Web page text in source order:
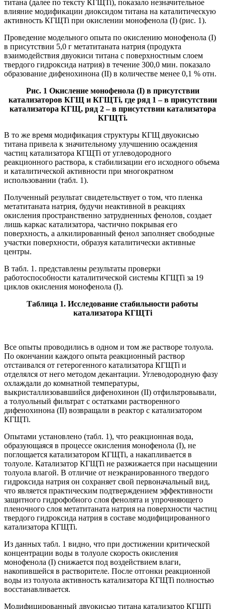
титана (далее по тексту КГЩTi), показало незначительное
влияние модификации диоксидом титана на каталитическую
активность КГЩTi при окислении монофенола (I) (рис. 1).
Проведение модельного опыта по окислению монофенола (I)
в присутствии 5,0 г метатитаната натрия (продукта
взаимодействия двуокиси титана с поверхностным слоем
твердого гидроксида натрия) в течение 300,0 мин. показало
образование дифенохинона (II) в количестве менее 0,1 % отн.
Рис. 1 Окисление монофенола (I) в присутствии
катализаторов КГЩ и КГЩTi, где ряд 1 – в присутствии
катализатора КГЩ, ряд 2 – в присутствии катализатора
КГЩTi.
В то же время модификация структуры КГЩ двуокисью
титана привела к значительному улучшению осаждения
частиц катализатора КГЩTi от углеводородного
реакционного раствора, к стабилизации его исходного объема
и каталитической активности при многократном
использовании (табл. 1).
Полученный результат свидетельствует о том, что пленка
метатитаната натрия, будучи неактивной в реакциях
окисления пространственно затрудненных фенолов, создает
лишь каркас катализатора, частично покрывая его
поверхность, а алкилированный фенол заполняет свободные
участки поверхности, образуя каталитически активные
центры.
В табл. 1. представлены результаты проверки
работоспособности каталитической системы КГЩTi за 19
циклов окисления монофенола (I).
Таблица 1. Исследование стабильности работы
катализатора КГЩTi
Все опыты проводились в одном и том же растворе толуола.
По окончании каждого опыта реакционный раствор
отстаивался от гетерогенного катализатора КГЩTi и
отделялся от него методом декантации. Углеводородную фазу
охлаждали до комнатной температуры,
выкристаллизовавшийся дифенохинон (II) отфильтровывали,
а толуольный фильтрат с остатками растворенного
дифенохинона (II) возвращали в реактор с катализатором
КГЩTi.
Опытами установлено (табл. 1), что реакционная вода,
образующаяся в процессе окисления монофенола (I), не
поглощается катализатором КГЩTi, а накапливается в
толуоле. Катализатор КГЩTi не разжижается при насыщении
толуола влагой. В отличие от неэкранированного твердого
гидроксида натрия он сохраняет свой первоначальный вид,
что является практическим подтверждением эффективности
защитного гидрофобного слоя фенолята и упрочняющего
пленочного слоя метатитаната натрия на поверхности частиц
твердого гидроксида натрия в составе модифицированного
катализатора КГЩTi.
Из данных табл. 1 видно, что при достижении критической
концентрации воды в толуоле скорость окисления
монофенола (I) снижается под воздействием влаги,
накопившейся в растворителе. После отгонки реакционной
воды из толуола активность катализатора КГЩTi полностью
восстанавливается.
Модифицированный двуокисью титана катализатор КГЩTi